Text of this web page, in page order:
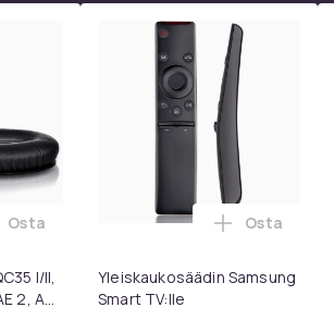
I/II,
2, AE
Lisää Korvatyynyt Bose QC35 I/II, QC25,
Osta
Yleiskaukosäädin Samsung
Smart TV:lle
Lisää
Osta